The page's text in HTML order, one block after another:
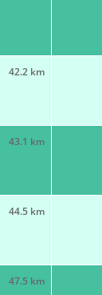
42.2 km
43.1 km
44.5 km
47.5 km